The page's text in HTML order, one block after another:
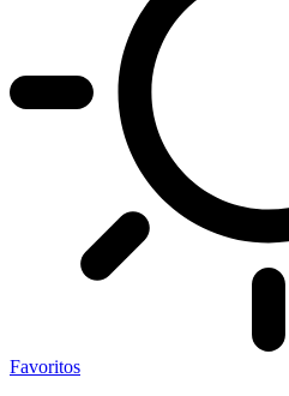
Favoritos